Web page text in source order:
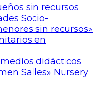
sin recursos
Socio-
sin recursos»
en
didácticos
Salles» Nursery